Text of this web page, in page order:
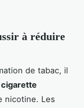
à réduire
de tabac, il
nicotine. Les